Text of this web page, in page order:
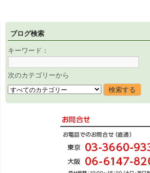
ブログ検索
キーワード：
次のカテゴリーから